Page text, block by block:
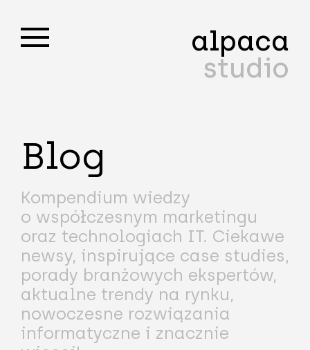
alpaca
studio
Blog
Kompendium wiedzy
o współczesnym marketingu
oraz technologiach IT. Ciekawe
newsy, inspirujące case studies,
porady branżowych ekspertów,
aktualne trendy na rynku,
nowoczesne rozwiązania
informatyczne i znacznie